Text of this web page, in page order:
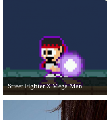
A Tomb Raider sem ússza meg a
Street Fighter X Mega Man
A Capcom ismert karakterei ismét
összecsapnak - ingyenesen letölthető